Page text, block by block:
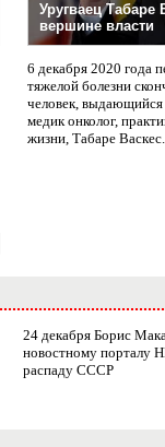
Уругваец Табаре
вершине власти
6 декабря 2020 года
тяжелой болезни
человек, выдающийся
медик онколог,
жизни, Табаре Васкес.
24 декабря Борис
новостному
распаду СССР